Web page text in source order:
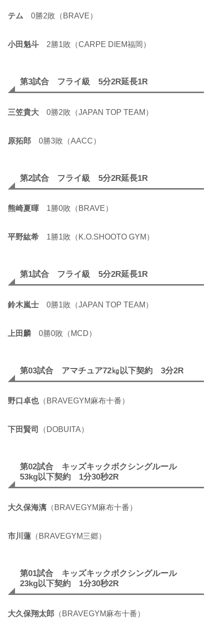
テム 0勝2敗（BRAVE）
小田魁斗 2勝1敗（CARPE DIEM福岡）
第3試合 フライ級 5分2R延長1R
三笠貴大 0勝2敗（JAPAN TOP TEAM）
原拓郎 0勝3敗（AACC）
第2試合 フライ級 5分2R延長1R
熊崎夏暉 1勝0敗（BRAVE）
平野紘希 1勝1敗（K.O.SHOOTO GYM）
第1試合 フライ級 5分2R延長1R
鈴木嵐士 0勝1敗（JAPAN TOP TEAM）
上田麟 0勝0敗（MCD）
第03試合 アマチュア72㎏以下契約 3分2R
野口卓也（BRAVEGYM麻布十番）
下田賢司 （DOBUITA）
第02試合 キッズキックボクシングルール
53kg以下契約 1分30秒2R
大久保海漓 （BRAVEGYM麻布十番）
市川蓮 （BRAVEGYM三郷）
第01試合 キッズキックボクシングルール
23kg以下契約 1分30秒2R
大久保翔太郎 （BRAVEGYM麻布十番）